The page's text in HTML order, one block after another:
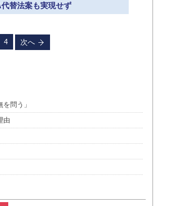
替法案も実現せず
4 次へ
問う」
由